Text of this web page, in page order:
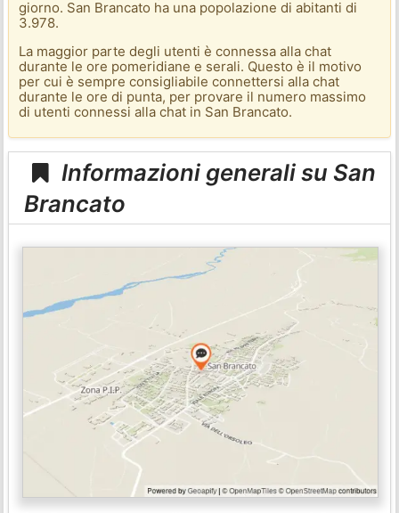
giorno. San Brancato ha una popolazione di abitanti di
3.978.
La maggior parte degli utenti è connessa alla chat
durante le ore pomeridiane e serali. Questo è il motivo
per cui è sempre consigliabile connettersi alla chat
durante le ore di punta, per provare il numero massimo
di utenti connessi alla chat in San Brancato.
Informazioni generali su San
Brancato